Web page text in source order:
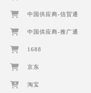
中国供应商-信贸通
中国供应商-推广通
1688
京东
淘宝